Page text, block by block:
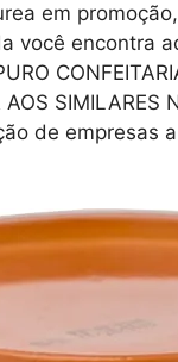
em
você encontra
AOS SIMILARES
de empresas